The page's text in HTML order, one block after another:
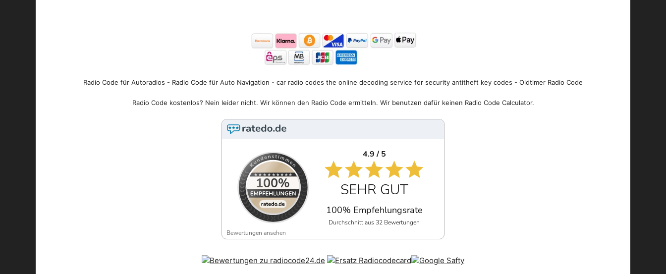
Radio Code für Autoradios - Radio Code für Auto Navigation - car radio codes the online decoding service for security antitheft key codes - Oldtimer Radio Code
Radio Code kostenlos? Nein leider nicht. Wir können den Radio Code ermitteln. Wir benutzen dafür keinen Radio Code Calculator.
4.9 / 5
SEHR GUT
100% Empfehlungsrate
Durchschnitt aus 32 Bewertungen
Bewertungen ansehen